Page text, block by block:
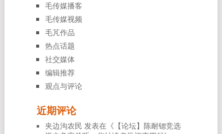
毛传媒播客
毛传媒视频
毛芃作品
热点话题
社交媒体
编辑推荐
观点与评论
近期评论
夹边沟农民 发表在《 【论坛】陈耐锶竞选